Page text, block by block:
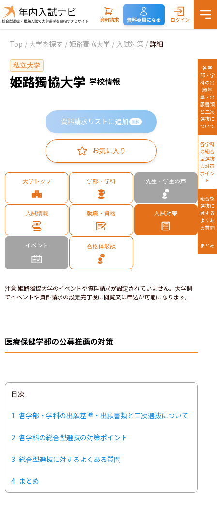
資料請求 無料会員になる ログイン
Top / 大学を探す / 姫路獨協大学 / 入試対策 / 詳細
私立大学
姫路獨協大学 学校情報
資料請求リストに追加 無料
お気に入り
大学トップ 学部・学科 先生・学生の声
入試情報 就職・資格 入試対策
イベント 合格体験談
注意:姫路獨協大学のイベントや資料請求が設定されていません。大学側
でイベントや資料請求の設定完了後に閲覧又は申込が可能になります。
医療保健学部の公募推薦の対策
目次
1 各学部・学科の出願基準・出願書類と二次選抜について
2 各学科の総合型選抜の対策ポイント
3 総合型選抜に対するよくある質問
4 まとめ
各学
部・学
科の出
願基
準・出
願書類
と二次
選抜に
ついて
各学科
の総合
型選抜
の対策
ポイン
ト
総合型
選抜に
対する
よくあ
る質問
まとめ